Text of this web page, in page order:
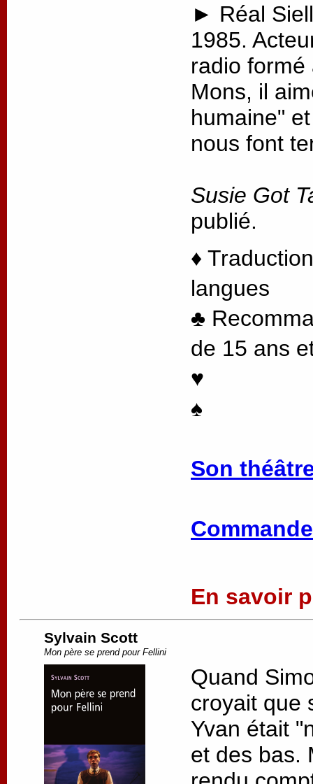
► Réal
1985.
radio
Mons, il
humaine"
nous font
Susie Got
publié.
♦
langues
♣
de 15 ans
♥
♠
Son
En savoir
Sylvain Scott
Mon père se prend pour Fellini
Quand
croyait que
Yvan était
et des bas.